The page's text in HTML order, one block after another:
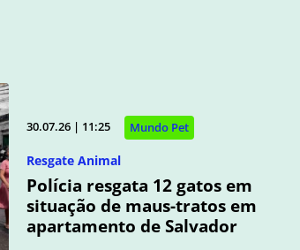
30.07.26 | 11:25 Mundo Pet
Resgate Animal
Polícia resgata 12 gatos em
situação de maus-tratos em
apartamento de Salvador